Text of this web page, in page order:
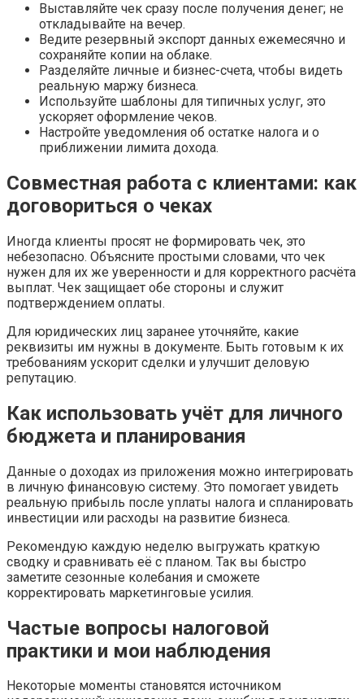
Выставляйте чек сразу после получения денег; не
откладывайте на вечер.
Ведите резервный экспорт данных ежемесячно и
сохраняйте копии на облаке.
Разделяйте личные и бизнес-счета, чтобы видеть
реальную маржу бизнеса.
Используйте шаблоны для типичных услуг, это
ускоряет оформление чеков.
Настройте уведомления об остатке налога и о
приближении лимита дохода.
Совместная работа с клиентами: как
договориться о чеках
Иногда клиенты просят не формировать чек, это
небезопасно. Объясните простыми словами, что чек
нужен для их же уверенности и для корректного расчёта
выплат. Чек защищает обе стороны и служит
подтверждением оплаты.
Для юридических лиц заранее уточняйте, какие
реквизиты им нужны в документе. Быть готовым к их
требованиям ускорит сделки и улучшит деловую
репутацию.
Как использовать учёт для личного
бюджета и планирования
Данные о доходах из приложения можно интегрировать
в личную финансовую систему. Это помогает увидеть
реальную прибыль после уплаты налога и спланировать
инвестиции или расходы на развитие бизнеса.
Рекомендую каждую неделю выгружать краткую
сводку и сравнивать её с планом. Так вы быстро
заметите сезонные колебания и сможете
корректировать маркетинговые усилия.
Частые вопросы налоговой
практики и мои наблюдения
Некоторые моменты становятся источником